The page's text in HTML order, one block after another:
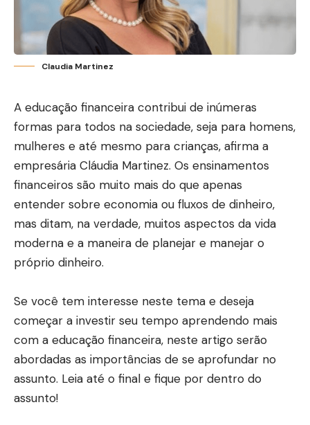
Claudia Martinez
A educação financeira contribui de inúmeras
formas para todos na sociedade, seja para homens,
mulheres e até mesmo para crianças, afirma a
empresária Cláudia Martinez. Os ensinamentos
financeiros são muito mais do que apenas
entender sobre economia ou fluxos de dinheiro,
mas ditam, na verdade, muitos aspectos da vida
moderna e a maneira de planejar e manejar o
próprio dinheiro.
Se você tem interesse neste tema e deseja
começar a investir seu tempo aprendendo mais
com a educação financeira, neste artigo serão
abordadas as importâncias de se aprofundar no
assunto. Leia até o final e fique por dentro do
assunto!